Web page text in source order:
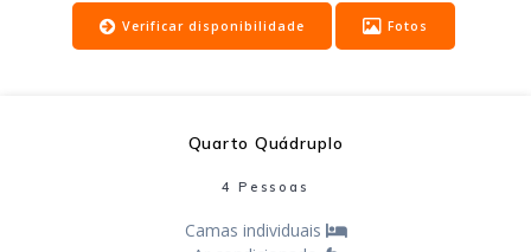
Verificar disponibilidade Fotos
Quarto Quádruplo
4 Pessoas
Camas individuais